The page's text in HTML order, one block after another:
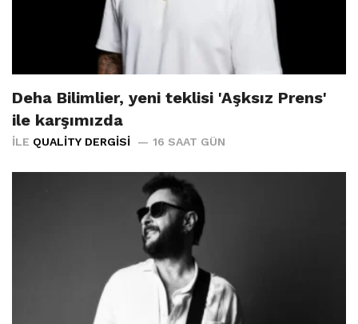
Deha Bilimlier, yeni teklisi 'Aşksız Prens'
ile karşımızda
İLE QUALITY DERGISI 16 SAAT GÜN